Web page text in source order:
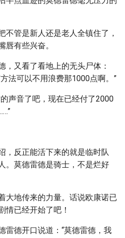
不管是新人还是老人全镇住了，
唇有些兴奋。
，又看了看地上的无头尸体：
法可以不用浪费那1000点啊。”
声音了吧，现在已经付了2000
，反正能活下来的就是临时队
。莫德雷德是骑士，不是烂好
大地传来的力量。话说欧康诺已
情已经开始了吧！
雷德开口说道：“莫德雷德，我